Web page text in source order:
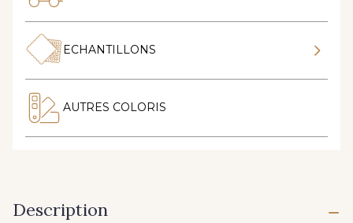
ECHANTILLONS
AUTRES COLORIS
Description